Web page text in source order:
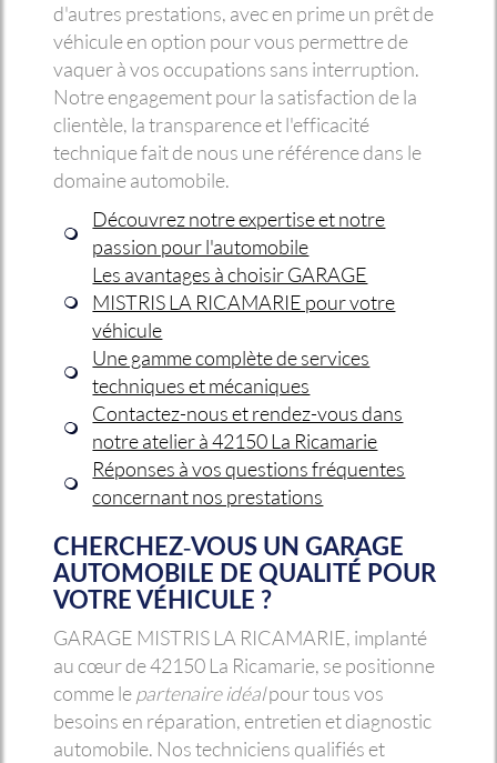
d'autres prestations, avec en prime un prêt de
véhicule en option pour vous permettre de
vaquer à vos occupations sans interruption.
Notre engagement pour la satisfaction de la
clientèle, la transparence et l'efficacité
technique fait de nous une référence dans le
domaine automobile.
Découvrez notre expertise et notre
passion pour l'automobile
Les avantages à choisir GARAGE
MISTRIS LA RICAMARIE pour votre
véhicule
Une gamme complète de services
techniques et mécaniques
Contactez-nous et rendez-vous dans
notre atelier à 42150 La Ricamarie
Réponses à vos questions fréquentes
concernant nos prestations
CHERCHEZ-VOUS UN GARAGE
AUTOMOBILE DE QUALITÉ POUR
VOTRE VÉHICULE ?
GARAGE MISTRIS LA RICAMARIE, implanté
au cœur de 42150 La Ricamarie, se positionne
comme lepartenaire idéalpour tous vos
besoins en réparation, entretien et diagnostic
automobile. Nos techniciens qualifiés et